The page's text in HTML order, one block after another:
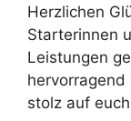
Herzlichen
Starterinnen
Leistungen
stolz auf